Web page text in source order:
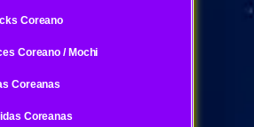
Coreano
Coreano / Mochi
Coreanas
Coreanas